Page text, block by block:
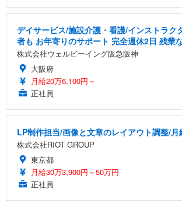
デイサービス/施設介護・看護/インストラク
者も お年寄りのサポート 完全週休2日 残業
株式会社ウェルビーイング阪急阪神
大阪府
月給20万6,100円～
正社員
LP制作担当/画像と文章のレイアウト調整/
株式会社RIOT GROUP
東京都
月給30万3,900円～50万円
正社員